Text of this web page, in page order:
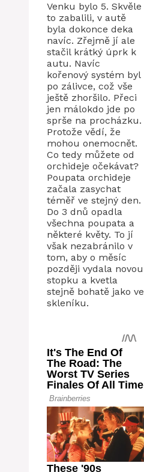
Venku bylo 5. Skvěle
to zabalili, v autě
byla dokonce deka
navíc. Zřejmě jí ale
stačil krátký úprk k
autu. Navíc
kořenový systém byl
po zálivce, což vše
ještě zhoršilo. Přeci
jen málokdo jde po
sprše na procházku.
Protože vědí, že
mohou onemocnět.
Co tedy můžete od
orchideje očekávat?
Poupata orchideje
začala zasychat
téměř ve stejný den.
Do 3 dnů opadla
všechna poupata a
některé květy. To jí
však nezabránilo v
tom, aby o měsíc
později vydala novou
stopku a kvetla
stejně bohatě jako ve
skleníku.